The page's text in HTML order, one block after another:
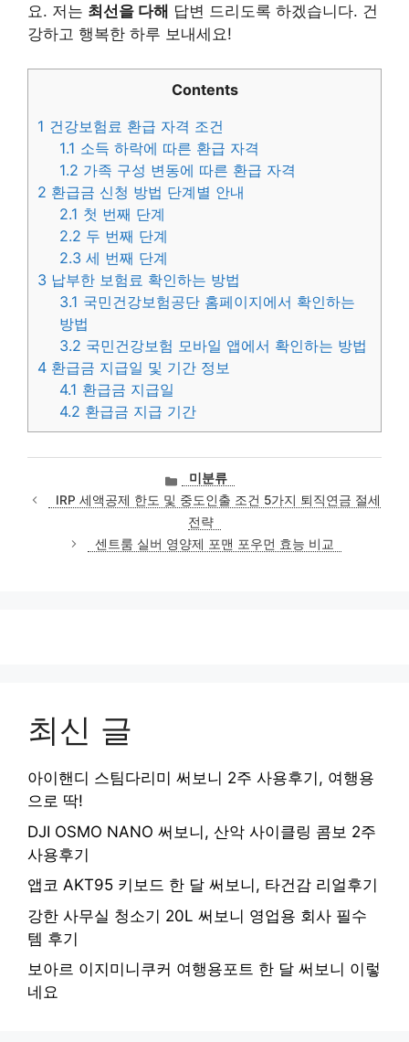
요. 저는 최선을 다해 답변 드리도록 하겠습니다. 건
강하고 행복한 하루 보내세요!
Contents
1 건강보험료 환급 자격 조건
1.1 소득 하락에 따른 환급 자격
1.2 가족 구성 변동에 따른 환급 자격
2 환급금 신청 방법 단계별 안내
2.1 첫 번째 단계
2.2 두 번째 단계
2.3 세 번째 단계
3 납부한 보험료 확인하는 방법
3.1 국민건강보험공단 홈페이지에서 확인하는
방법
3.2 국민건강보험 모바일 앱에서 확인하는 방법
4 환급금 지급일 및 기간 정보
4.1 환급금 지급일
4.2 환급금 지급 기간
카
테
고
리
미분류
IRP 세액공제 한도 및 중도인출 조건 5가지 퇴직연금 절세
전략
센트룸 실버 영양제 포맨 포우먼 효능 비교
최신 글
아이핸디 스팀다리미 써보니 2주 사용후기, 여행용
으로 딱!
DJI OSMO NANO 써보니, 산악 사이클링 콤보 2주
사용후기
앱코 AKT95 키보드 한 달 써보니, 타건감 리얼후기
강한 사무실 청소기 20L 써보니 영업용 회사 필수
템 후기
보아르 이지미니쿠커 여행용포트 한 달 써보니 이렇
네요